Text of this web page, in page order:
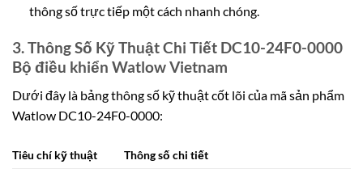
thông số trực tiếp một cách nhanh chóng.
3. Thông Số Kỹ Thuật Chi Tiết DC10-24F0-0000
Bộ điều khiển Watlow Vietnam
Dưới đây là bảng thông số kỹ thuật cốt lõi của mã sản phẩm
Watlow DC10-24F0-0000:
Tiêu chí kỹ thuật Thông số chi tiết